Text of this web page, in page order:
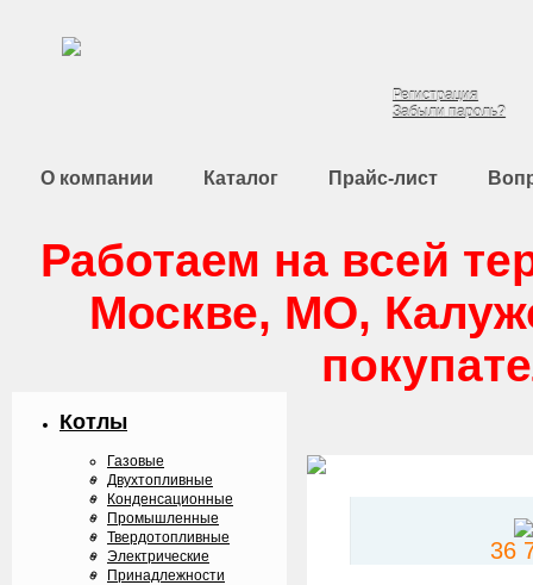
Регистрация
Забыли пароль?
О компании Каталог Прайс-лист
Работаем на всей
Москве, МО,
Котлы
Газовые
Двухтопливные
Конденcационные
Промышленные
Твердотопливные
Электрические
Принадлежности
36